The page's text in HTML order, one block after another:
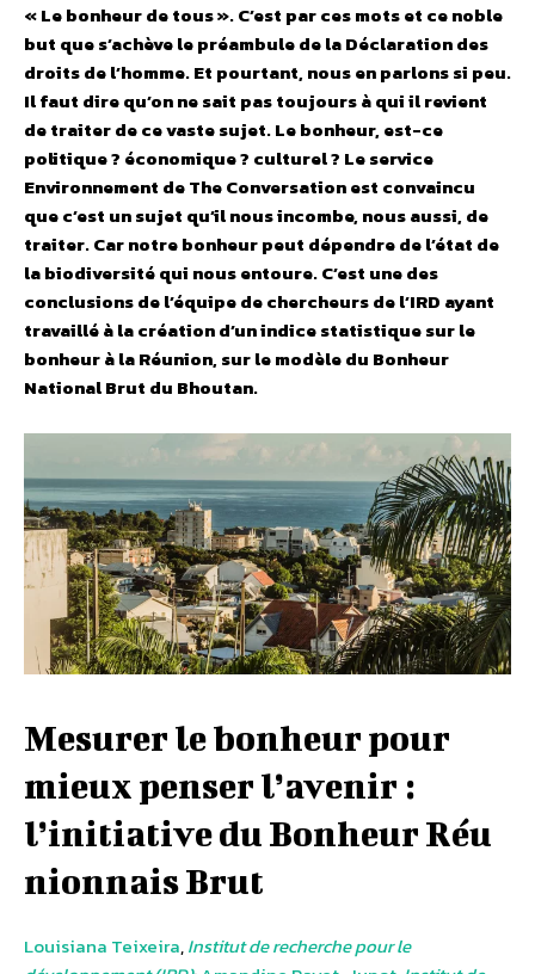
« Le bonheur de tous ». C’est par ces mots et ce noble
but que s’achève le préambule de la Déclaration des
droits de l’homme. Et pourtant, nous en parlons si peu.
Il faut dire qu’on ne sait pas toujours à qui il revient
de traiter de ce vaste sujet. Le bonheur, est-ce
politique ? économique ? culturel ? Le service
Environnement de The Conversation est convaincu
que c’est un sujet qu’il nous incombe, nous aussi, de
traiter. Car notre bonheur peut dépendre de l’état de
la biodiversité qui nous entoure. C’est une des
conclusions de l’équipe de chercheurs de l’IRD ayant
travaillé à la création d’un indice statistique sur le
bonheur à la Réunion, sur le modèle du Bonheur
National Brut du Bhoutan.
Mesurer le bonheur pour
mieux penser l’avenir :
l’initiative du Bonheur Réu
nionnais Brut
Louisiana Teixeira,Institut de recherche pour le